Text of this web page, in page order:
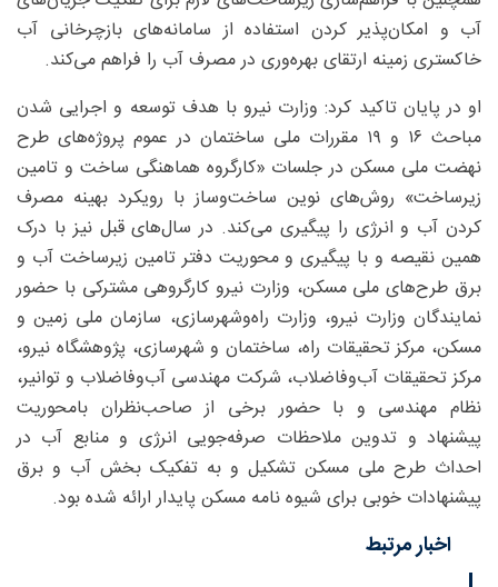
آب و امکان‌پذیر کردن استفاده از سامانه‌های بازچرخانی آب
خاکستری زمینه ارتقای بهره‌وری در مصرف آب را فراهم می‌کند.
او در پایان تاکید کرد: وزارت نیرو با هدف توسعه و اجرایی شدن
مباحث ۱۶ و ۱۹ مقررات ملی ساختمان در عموم پروژه‌های طرح
نهضت ملی مسکن در جلسات «کارگروه هماهنگی ساخت و تامین
زیرساخت» روش‌های نوین ساخت‌وساز با رویکرد بهینه مصرف
کردن آب و انرژی را پیگیری می‌کند. در سال‌های قبل نیز با درک
همین نقیصه و با پیگیری و محوریت دفتر تامین زیرساخت آب و
برق طرح‌های ملی مسکن، وزارت نیرو کارگروهی مشترکی با حضور
نمایندگان وزارت نیرو، وزارت راه‌وشهرسازی، سازمان ملی زمین و
مسکن، مرکز تحقیقات راه، ساختمان و شهرسازی، پژوهشگاه نیرو،
مرکز تحقیقات آب‌و‌فاضلاب، شرکت مهندسی آب‌و‌فاضلاب و توانیر،
نظام مهندسی و با حضور برخی از صاحب‌نظران بامحوریت
پیشنهاد و تدوین ملاحظات صرفه‌جویی انرژی و منابع آب در
احداث طرح ملی مسکن تشکیل و به تفکیک بخش آب و برق
پیشنهادات خوبی برای شیوه نامه مسکن پایدار ارائه شده بود.
اخبار مرتبط